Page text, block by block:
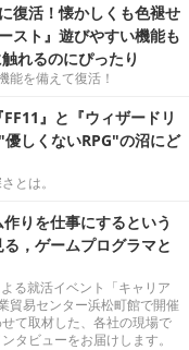
復活！懐かしくも色褪せ
スト』遊びやすい機能も
れるのにぴったり
能を備えて復活！
』と『ウィザードリ
しくないRPG"の沼にど
とは。
りを仕事にするという
，ゲームプログラマと
る就活イベント「キャリア
貿易センター浜松町館で開催
て取材した、各社の現場で
タビューをお届けします。